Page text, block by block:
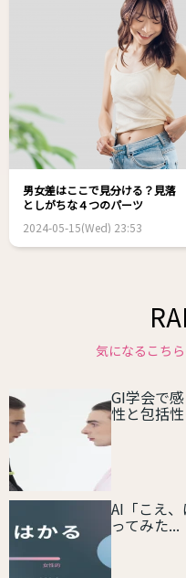
男女差はここで見分ける？見落
としがちな４つのパーツ
2024-05-15(Wed) 23:53
気になるこち
GI学会で
性と包括性
AI「こえ
ってみた...